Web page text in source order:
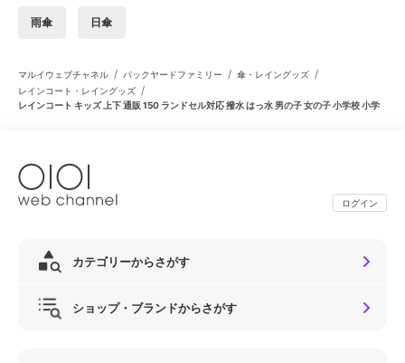
雨傘 日傘
マルイウェブチャネル / バックヤードファミリー / 傘・レイングッズ /
レインコート・レイングッズ /
レインコート キッズ 上下 通販 150 ランドセル対応 撥水 はっ水 男の子 女の子 小学校 小学
ログイン
カテゴリーからさがす
ショップ・ブランドからさがす